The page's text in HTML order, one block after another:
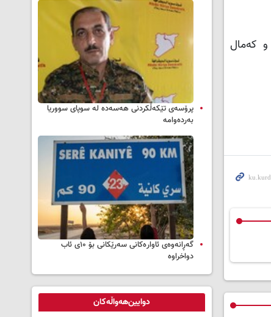
‌و کەمال
پرۆسەی تێکەڵکردنی هەسەدە لە سوپای سووریا
بەردەوامە
گەڕانەوەی ئاوارەکانی سەرێکانی بۆ ۱۰ی ئاب
دواخراوە
دوایین‌هەواڵەکان